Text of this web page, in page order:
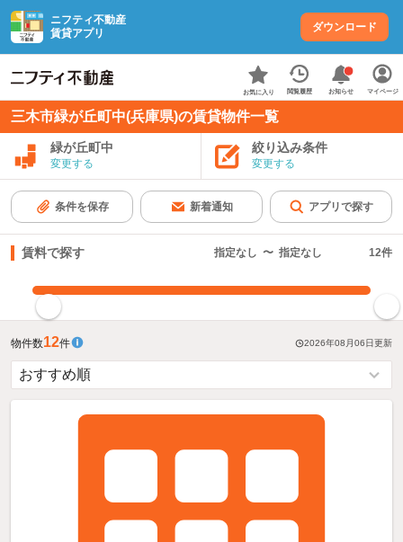
ニフティ不動産
賃貸アプリ
ダウンロード
お気に入り 閲覧履歴 お知らせ マイページ
三木市緑が丘町中(兵庫県)の賃貸物件一覧
緑が丘町中
変更する
絞り込み条件
変更する
条件を保存 新着通知 アプリで探す
賃料で探す 指定なし 〜 指定なし 12件
物件数12件 2026年08月06日更新